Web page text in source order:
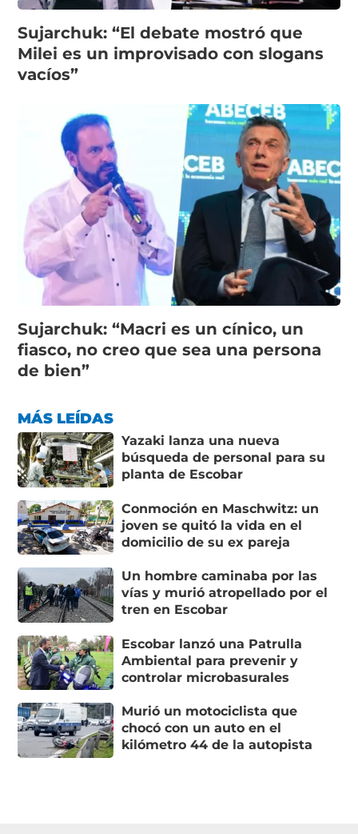
Sujarchuk: “El debate mostró que
Milei es un improvisado con slogans
vacíos”
Sujarchuk: “Macri es un cínico, un
fiasco, no creo que sea una persona
de bien”
MÁS LEÍDAS
Yazaki lanza una nueva
búsqueda de personal para su
planta de Escobar
Conmoción en Maschwitz: un
joven se quitó la vida en el
domicilio de su ex pareja
Un hombre caminaba por las
vías y murió atropellado por el
tren en Escobar
Escobar lanzó una Patrulla
Ambiental para prevenir y
controlar microbasurales
Murió un motociclista que
chocó con un auto en el
kilómetro 44 de la autopista